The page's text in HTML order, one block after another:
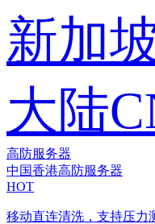
新加
大陆
高防服务器
中国香港高防服务器
HOT
移动直连清洗，支持压力